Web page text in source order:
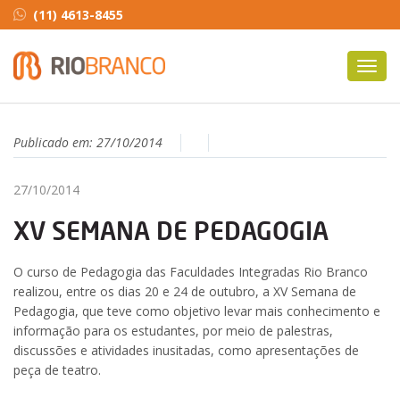
(11) 4613-8455
Publicado em: 27/10/2014
27/10/2014
XV SEMANA DE PEDAGOGIA
O curso de Pedagogia das Faculdades Integradas Rio Branco
realizou, entre os dias 20 e 24 de outubro, a XV Semana de
Pedagogia, que teve como objetivo levar mais conhecimento e
informação para os estudantes, por meio de palestras,
discussões e atividades inusitadas, como apresentações de
peça de teatro.